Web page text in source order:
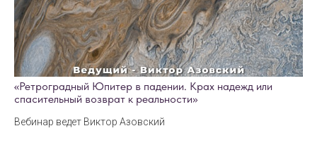
«Ретроградный Юпитер в падении. Крах надежд или
спасительный возврат к реальности»
Вебинар ведет Виктор Азовский